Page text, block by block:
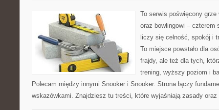
To serwis poświęcony
oraz bowlingowi – czterem
liczy się celność, spokój i
To miejsce powstało dla
frajdy, ale też dla tych,
trening, wyższy poziom i
Polecam między innymi Snooker i Snooker. Strona łączy
wskazówkami. Znajdziesz tu treści, które wyjaśniają zasady